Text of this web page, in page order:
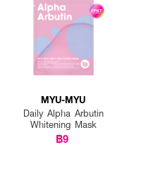
MYU-MYU
Daily Alpha Arbutin
Whitening Mask
฿9